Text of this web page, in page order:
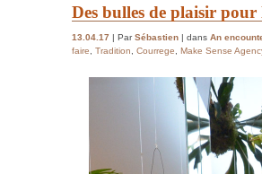
Des bulles de plaisir
13.04.17 | ParSébastien | dans An
faire, Tradition, Courrege, Make Sense